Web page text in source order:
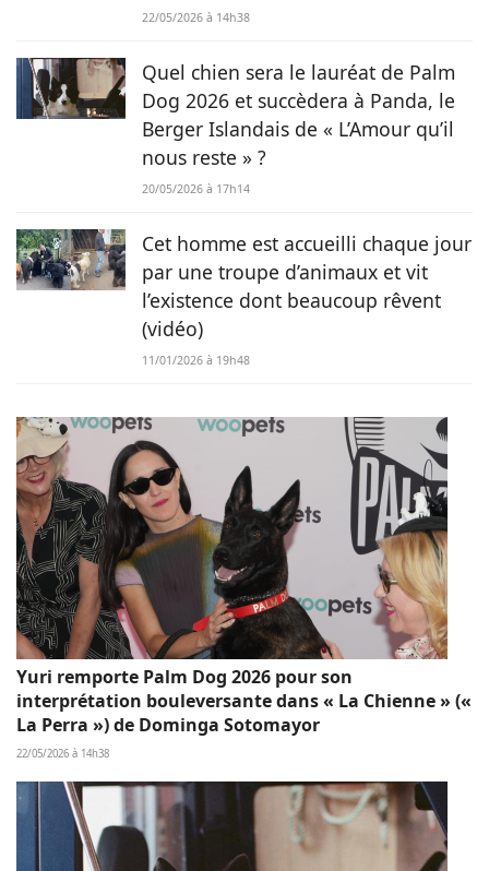
22/05/2026 à 14h38
Quel chien sera le lauréat de Palm
Dog 2026 et succèdera à Panda, le
Berger Islandais de « L’Amour qu’il
nous reste » ?
20/05/2026 à 17h14
Cet homme est accueilli chaque jour
par une troupe d’animaux et vit
l’existence dont beaucoup rêvent
(vidéo)
11/01/2026 à 19h48
Yuri remporte Palm Dog 2026 pour son
interprétation bouleversante dans « La Chienne » («
La Perra ») de Dominga Sotomayor
22/05/2026 à 14h38